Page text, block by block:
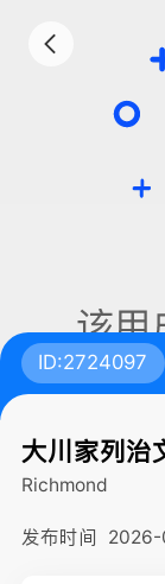
ID:2724097
大川家列治
Richmond
发布时间